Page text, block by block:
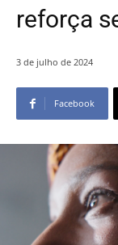
reforça
3 de julho de 2024
Facebook